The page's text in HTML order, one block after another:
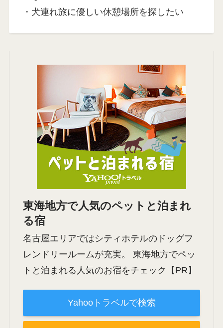
・犬連れ旅に優しい休憩場所を探したい
東海地方で人気のペットと泊まれ
る宿
名古屋エリアではシティホテルのドッグフ
レンドリールームが充実。 東海地方でペッ
トと泊まれる人気のお宿をチェック【PR】
Yahooトラベルで検索